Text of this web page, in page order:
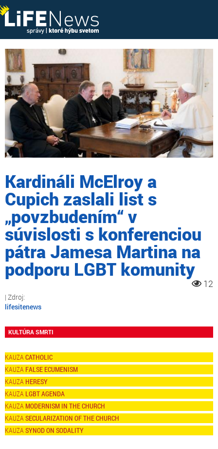
Kardináli McElroy a
Cupich zaslali list s
„povzbudením“ v
súvislosti s konferenciou
pátra Jamesa Martina na
podporu LGBT komunity
12
lifesitenews
KULTÚRA SMRTI
CATHOLIC
FALSE ECUMENISM
HERESY
LGBT AGENDA
MODERNISM IN THE CHURCH
SECULARIZATION OF THE CHURCH
SYNOD ON SODALITY